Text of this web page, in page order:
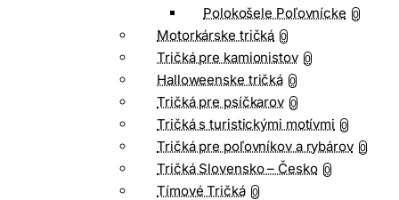
Polokošele Poľovnícke 0
Motorkárske tričká 0
Tričká pre kamionistov 0
Halloweenske tričká 0
Tričká pre psíčkarov 0
Tričká s turistickými motívmi 0
Tričká pre poľovníkov a rybárov 0
Tričká Slovensko – Česko 0
Tímové Tričká 0